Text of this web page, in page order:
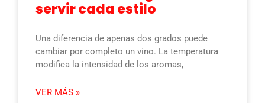
servir cada estilo
Una diferencia de apenas dos grados puede
cambiar por completo un vino. La temperatura
modifica la intensidad de los aromas,
VER MÁS »